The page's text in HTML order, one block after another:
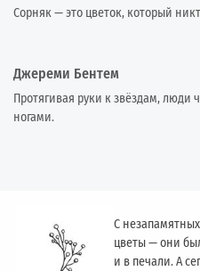
Сорняк — это цветок, который
Джереми Бентем
Протягивая руки к звёздам, люди
ногами.
С
цветы — они
и в печали. А